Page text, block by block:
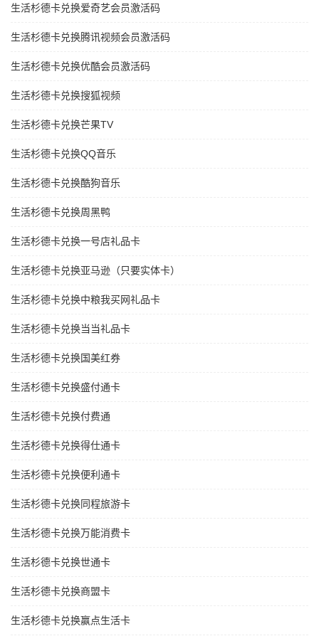
生活杉德卡兑换爱奇艺会员激活码
生活杉德卡兑换腾讯视频会员激活码
生活杉德卡兑换优酷会员激活码
生活杉德卡兑换搜狐视频
生活杉德卡兑换芒果TV
生活杉德卡兑换QQ音乐
生活杉德卡兑换酷狗音乐
生活杉德卡兑换周黑鸭
生活杉德卡兑换一号店礼品卡
生活杉德卡兑换亚马逊（只要实体卡）
生活杉德卡兑换中粮我买网礼品卡
生活杉德卡兑换当当礼品卡
生活杉德卡兑换国美红券
生活杉德卡兑换盛付通卡
生活杉德卡兑换付费通
生活杉德卡兑换得仕通卡
生活杉德卡兑换便利通卡
生活杉德卡兑换同程旅游卡
生活杉德卡兑换万能消费卡
生活杉德卡兑换世通卡
生活杉德卡兑换商盟卡
生活杉德卡兑换赢点生活卡